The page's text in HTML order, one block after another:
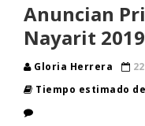
Anuncian
Nayarit 2019
Gloria Herrera
Tiempo estimado